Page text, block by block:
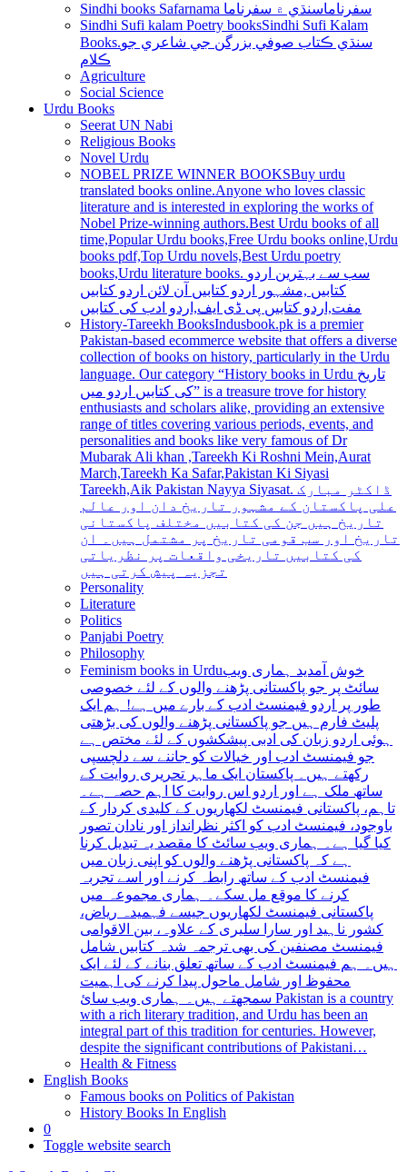
Sindhi books Safarnama سفرناماسنڌي ۾ سفرناما
Sindhi Sufi kalam Poetry booksSindhi Sufi Kalam
Books.سنڌي ڪتاب صوفي بزرگن جي شاعري جو
ڪلام
Agriculture
Social Science
Urdu Books
Seerat UN Nabi
Religious Books
Novel Urdu
NOBEL PRIZE WINNER BOOKSBuy urdu
translated books online.Anyone who loves classic
literature and is interested in exploring the works of
Nobel Prize-winning authors.Best Urdu books of all
time,Popular Urdu books,Free Urdu books online,Urdu
books pdf,Top Urdu novels,Best Urdu poetry
books,Urdu literature books. سب سے بہترین اردو
کتابیں ,مشہور اردو کتابیں آن لائن اردو کتابیں
مفت,اردو کتابیں پی ڈی ایف,اردو ادب کی کتابیں
History-Tareekh BooksIndusbook.pk is a premier
Pakistan-based ecommerce website that offers a diverse
collection of books on history, particularly in the Urdu
language. Our category “History books in Urdu تاریخ
کی کتابیں اردو میں” is a treasure trove for history
enthusiasts and scholars alike, providing an extensive
range of titles covering various periods, events, and
personalities and books like very famous of Dr
Mubarak Ali khan ,Tareekh Ki Roshni Mein,Aurat
March,Tareekh Ka Safar,Pakistan Ki Siyasi
Tareekh,Aik Pakistan Nayya Siyasat. ڈاکٹر مبارک
علی پاکستان کے مشہور تاریخ دان اور عالم
تاریخ ہیں جن کی کتابیں مختلف پاکستانی
تاریخ اور سب قومی تاریخ پر مشتمل ہیں۔ ان
کی کتابیں تاریخی واقعات پر نظریاتی
تجزیہ پیش کرتی ہیں
Personality
Literature
Politics
Panjabi Poetry
Philosophy
Feminism books in Urduخوش آمدید ہماری ویب
سائٹ پر جو پاکستانی پڑھنے والوں کے لئے خصوصی
طور پر اردو فیمنسٹ ادب کے بارے میں ہے! ہم ایک
پلیٹ فارم ہیں جو پاکستانی پڑھنے والوں کی بڑھتی
ہوئی اردو زبان کی ادبی پیشکشوں کے لئے مختص ہے
جو فیمنسٹ ادب اور خیالات کو جاننے سے دلچسپی
رکھتے ہیں۔ پاکستان ایک ماہر تحریری روایت کے
ساتھ ملک ہے اور اردو اس روایت کا اہم حصہ ہے۔
تاہم، پاکستانی فیمنسٹ لکھاریوں کے کلیدی کردار کے
باوجود، فیمنسٹ ادب کو اکثر نظرانداز اور نادان تصور
کیا گیا ہے۔ ہماری ویب سائٹ کا مقصد یہ تبدیل کرنا
ہے کہ پاکستانی پڑھنے والوں کو اپنی زبان میں
فیمنسٹ ادب کے ساتھ رابطہ کرنے اور اسے تجربہ
کرنے کا موقع مل سکے۔ ہماری مجموعہ میں
پاکستانی فیمنسٹ لکھاریوں جیسے فہمیدہ ریاض،
کشور ناہید اور سارا سلیری کے علاوہ، بین الاقوامی
فیمنسٹ مصنفین کی بھی ترجمہ شدہ کتابیں شامل
ہیں۔ ہم فیمنسٹ ادب کے ساتھ تعلق بنانے کے لئے ایک
محفوظ اور شامل ماحول پیدا کرنے کی اہمیت
سمجھتے ہیں۔ ہماری ویب سائ Pakistan is a country
with a rich literary tradition, and Urdu has been an
integral part of this tradition for centuries. However,
despite the significant contributions of Pakistani…
Health & Fitness
English Books
Famous books on Politics of Pakistan
History Books In English
0
Toggle website search